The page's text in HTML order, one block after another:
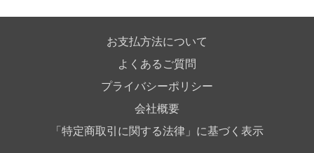
お支払方法について
よくあるご質問
プライバシーポリシー
会社概要
「特定商取引に関する法律」に基づく表示